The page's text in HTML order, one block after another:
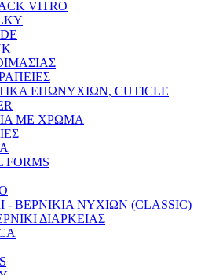
VITRO
ΕΠΩΝΥΧΙΩΝ, CUTICLE
ΜΕ ΧΡΩΜΑ
- ΒΕΡΝΙΚΙΑ ΝΥΧΙΩΝ (CLASSIC)
ΔΙΑΡΚΕΙΑΣ